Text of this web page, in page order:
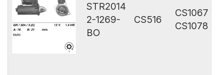
STR2014
2-1269-
BO
CS516
CS1067
CS1078